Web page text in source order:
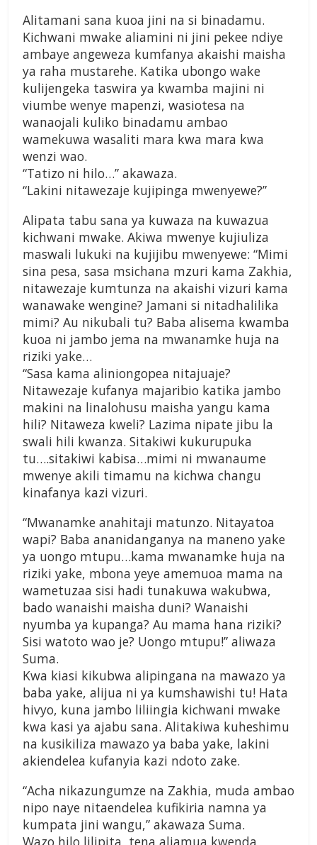
Alitamani sana kuoa jini na si binadamu.
Kichwani mwake aliamini ni jini pekee ndiye
ambaye angeweza kumfanya akaishi maisha
ya raha mustarehe. Katika ubongo wake
kulijengeka taswira ya kwamba majini ni
viumbe wenye mapenzi, wasiotesa na
wanaojali kuliko binadamu ambao
wamekuwa wasaliti mara kwa mara kwa
wenzi wao.
“Tatizo ni hilo…” akawaza.
“Lakini nitawezaje kujipinga mwenyewe?”
Alipata tabu sana ya kuwaza na kuwazua
kichwani mwake. Akiwa mwenye kujiuliza
maswali lukuki na kujijibu mwenyewe: “Mimi
sina pesa, sasa msichana mzuri kama Zakhia,
nitawezaje kumtunza na akaishi vizuri kama
wanawake wengine? Jamani si nitadhalilika
mimi? Au nikubali tu? Baba alisema kwamba
kuoa ni jambo jema na mwanamke huja na
riziki yake…
“Sasa kama aliniongopea nitajuaje?
Nitawezaje kufanya majaribio katika jambo
makini na linalohusu maisha yangu kama
hili? Nitaweza kweli? Lazima nipate jibu la
swali hili kwanza. Sitakiwi kukurupuka
tu….sitakiwi kabisa…mimi ni mwanaume
mwenye akili timamu na kichwa changu
kinafanya kazi vizuri.
“Mwanamke anahitaji matunzo. Nitayatoa
wapi? Baba ananidanganya na maneno yake
ya uongo mtupu…kama mwanamke huja na
riziki yake, mbona yeye amemuoa mama na
wametuzaa sisi hadi tunakuwa wakubwa,
bado wanaishi maisha duni? Wanaishi
nyumba ya kupanga? Au mama hana riziki?
Sisi watoto wao je? Uongo mtupu!” aliwaza
Suma.
Kwa kiasi kikubwa alipingana na mawazo ya
baba yake, alijua ni ya kumshawishi tu! Hata
hivyo, kuna jambo liliingia kichwani mwake
kwa kasi ya ajabu sana. Alitakiwa kuheshimu
na kusikiliza mawazo ya baba yake, lakini
akiendelea kufanyia kazi ndoto zake.
“Acha nikazungumze na Zakhia, muda ambao
nipo naye nitaendelea kufikiria namna ya
kumpata jini wangu,” akawaza Suma.
Wazo hilo lilipita, tena aliamua kwenda